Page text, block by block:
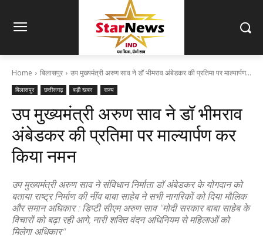
Home बिलासपुर उप मुख्यमंत्री अरुण साव ने डॉ भीमराव अंबेडकर की प्रतिमा पर माल्यार्पण...
बिलासपुर छत्तीसगढ़ बड़ी खबर राज्य
उप मुख्यमंत्री अरुण साव ने डॉ भीमराव
अंबेडकर की प्रतिमा पर माल्यार्पण कर
किया नमन
उप मुख्यमंत्री अरुण साव ने संविधान निर्माता डॉ अंबेडकर के योगदान को
बताया राष्ट्र निर्माण की नींव बाबा साहेब ने सभी नागरिकों को दिया मौलिक
और समान अधिकार : डिप्टी सीएम अरुण साव "मोदी सरकार बाबा साहेब के
विचारों को बढ़ा रही आगे, नारी शक्ति वंदन अधिनियम से महिलाओं को
मिलेगा अधिकार"